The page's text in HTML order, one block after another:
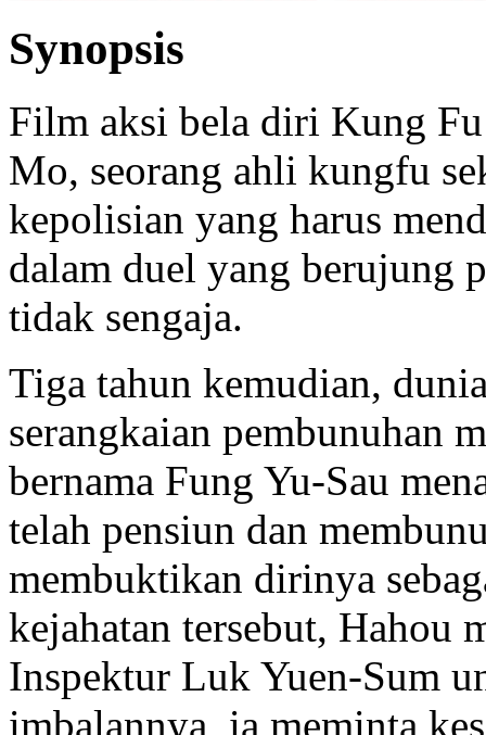
Synopsis
Film aksi bela diri Kung
Mo, seorang ahli kungfu
kepolisian yang harus
dalam duel yang berujung
tidak sengaja.
Tiga tahun kemudian,
serangkaian pembunuhan
bernama Fung Yu-Sau
telah pensiun dan
membuktikan dirinya
kejahatan tersebut, Hahou
Inspektur Luk Yuen-Sum
imbalannya, ia meminta